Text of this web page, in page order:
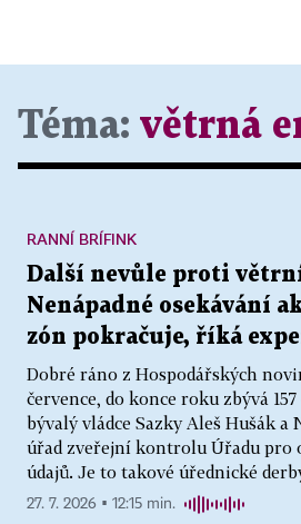
Téma: větrná
Další nevůle proti
Nenápadné osekávání
zón pokračuje, říká
Dobré ráno z Hospodářských
července, do konce roku zbývá
bývalý vládce Sazky Aleš Hušák
úřad zveřejní kontrolu Úřadu pro
údajů. Je to takové úřednické
RANNÍ BRÍFINK
27. 7. 2026 ▪ 12:15 min.